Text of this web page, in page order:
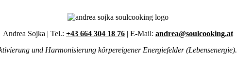
Andrea Sojka | Tel.: +43 664 304 18 76 | E-Mail: andrea@soulcooking.at
und Harmonisierung körpereigener Energiefelder